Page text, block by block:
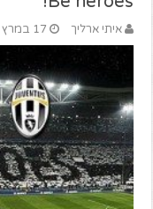
איתי ארליך 17 במרץ 2016